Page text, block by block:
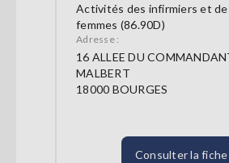
Activités des infirmiers et
femmes (86.90D)
Adresse :
16 ALLEE DU
MALBERT
18000 BOURGES
Consulter la fiche